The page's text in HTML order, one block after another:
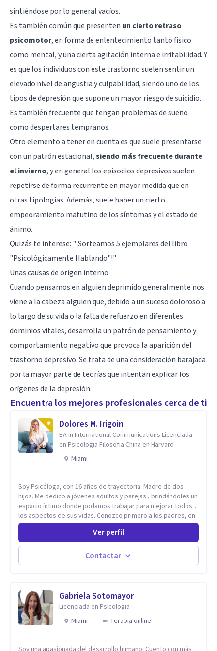
sintiéndose por lo general vacíos.
Es también común que presenten un cierto retraso
psicomotor, en forma de enlentecimiento tanto físico
como mental, y una cierta agitación interna e irritabilidad. Y
es que los individuos con este trastorno suelen sentir un
elevado nivel de angustia y culpabilidad, siendo uno de los
tipos de depresión que supone un mayor riesgo de suicidio.
Es también frecuente que tengan problemas de sueño
como despertares tempranos.
Otro elemento a tener en cuenta es que suele presentarse
con un patrón estacional,siendo más frecuente durante
el invierno, y en general los episodios depresivos suelen
repetirse de forma recurrente en mayor medida que en
otras tipologías. Además, suele haber un cierto
empeoramiento matutino de los síntomas y el estado de
ánimo.
Quizás te interese: "¡Sorteamos 5 ejemplares del libro
"Psicológicamente Hablando"!"
Unas causas de origen interno
Cuando pensamos en alguien deprimido generalmente nos
viene a la cabeza alguien que, debido a un suceso doloroso a
lo largo de su vida o la falta de refuerzo en diferentes
dominios vitales, desarrolla un patrón de pensamiento y
comportamiento negativo que provoca la aparición del
trastorno depresivo. Se trata de una consideración barajada
por la mayor parte de teorías que intentan explicar los
orígenes de la depresión.
Encuentra los mejores profesionales cerca de ti
Dolores M. Irigoin
BA in International Communications Licenciada
en Psicologia Filosofia China en Harvard
Miami
Soy Psicóloga, con 16 años de trayectoria. Madre de dos
hijos. Me dedico a jóvenes adultos y parejas , brindándoles un
espacio íntimo donde podamos trabajar para mejorar todos
los aspectos de sus vidas. Conozco primero a los padres, en
el caso de niños u adolescentes, para luego seguir la terapia
con sus hijos, apuntalándolos en su futuro personal,
universitario y profesional, siempre conteniendo
paralelamente a los padres y brindándoles un espacio de
seguridad. Hago terapia de pareja y adultos con método
Ver perfil
Contactar
Gabriela Sotomayor
Licenciada en Psicologia
Miami
Terapia online
Soy una apasionada del desarrollo humano. Cuento con más